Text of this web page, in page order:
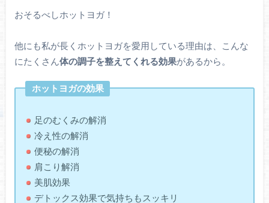
おそるべしホットヨガ！
他にも私が長くホットヨガを愛用している理由は、こんな
にたくさん体の調子を整えてくれる効果があるから。
ホットヨガの効果
足のむくみの解消
冷え性の解消
便秘の解消
肩こり解消
美肌効果
デトックス効果で気持ちもスッキリ